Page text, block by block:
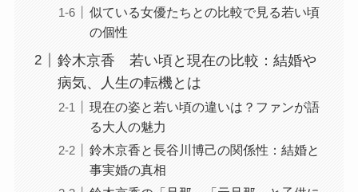
似ている女優たちとの比較で見る若い頃
の個性
鈴木京香 若い頃と現在の比較：結婚や
病気、人生の転機とは
現在の姿と若い頃の違いは？ファンが語
る大人の魅力
鈴木京香と長谷川博己の関係性：結婚と
事実婚の真相